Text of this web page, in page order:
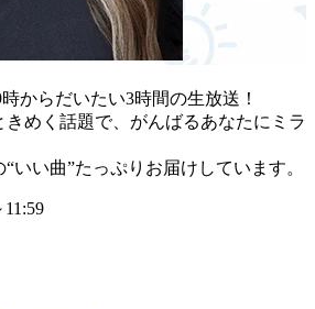
からだいたい3時間の生放送！
めく話題で、がんばるあなたにミラ
いい曲”たっぷりお届けしています。